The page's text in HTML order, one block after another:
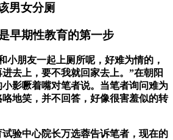
男女分厕
早期性教育的第一步
小朋友一起上厕所呢，好难为情的，
去上，要不我就回家去上。”在朝阳
影噘着嘴对笔者说。当笔者询问难为
地笑，并不回答，好像很害羞似的转
验中心院长万选蓉告诉笔者，现在的